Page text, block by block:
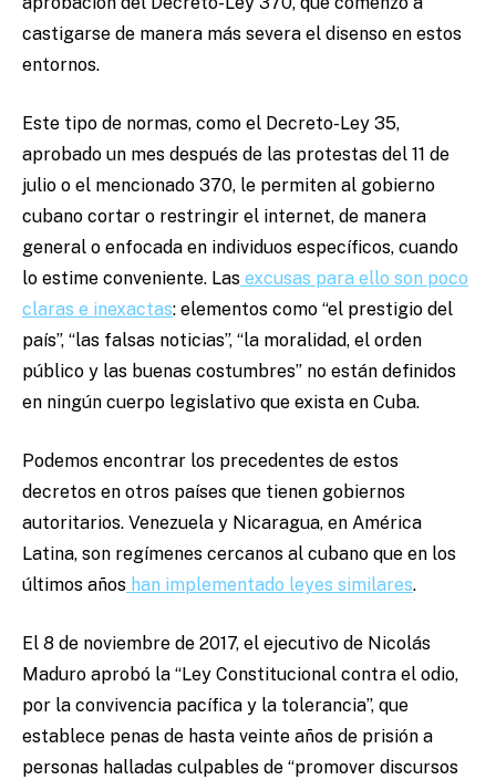
castigarse de manera más severa el disenso en estos
entornos.
Este tipo de normas, como el Decreto-Ley 35,
aprobado un mes después de las protestas del 11 de
julio o el mencionado 370, le permiten al gobierno
cubano cortar o restringir el internet, de manera
general o enfocada en individuos específicos, cuando
lo estime conveniente. Las excusas para ello son poco
claras e inexactas: elementos como “el prestigio del
país”, “las falsas noticias”, “la moralidad, el orden
público y las buenas costumbres” no están definidos
en ningún cuerpo legislativo que exista en Cuba.
Podemos encontrar los precedentes de estos
decretos en otros países que tienen gobiernos
autoritarios. Venezuela y Nicaragua, en América
Latina, son regímenes cercanos al cubano que en los
últimos años han implementado leyes similares.
El 8 de noviembre de 2017, el ejecutivo de Nicolás
Maduro aprobó la “Ley Constitucional contra el odio,
por la convivencia pacífica y la tolerancia”, que
establece penas de hasta veinte años de prisión a
personas halladas culpables de “promover discursos